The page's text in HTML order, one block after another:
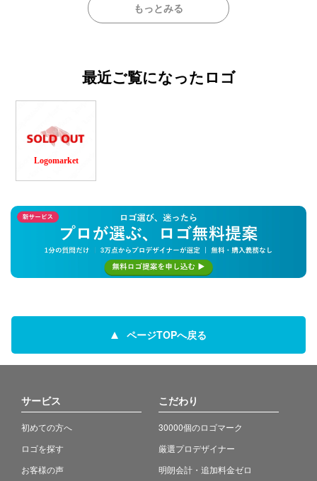
もっとみる
最近ご覧になったロゴ
Logomarket
ページTOPへ戻る
サービス
初めての方へ
ロゴを探す
お客様の声
こだわり
30000個のロゴマーク
厳選プロデザイナー
明朗会計・追加料金ゼロ